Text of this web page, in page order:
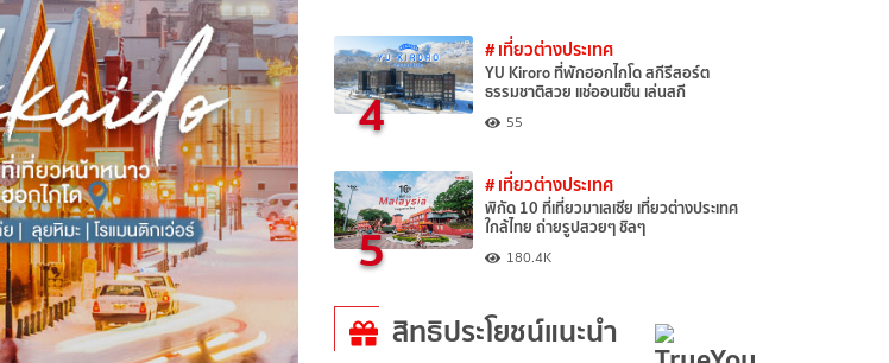
4
# เที่ยวต่างประเทศ
YU Kiroro ที่พักฮอกไกโด สกีรีสอร์ต
ธรรมชาติสวย แช่ออนเซ็น เล่นสกี
55
5
# เที่ยวต่างประเทศ
พิกัด 10 ที่เที่ยวมาเลเซีย เที่ยวต่างประเทศ
ใกล้ไทย ถ่ายรูปสวยๆ ชิลๆ
180.4K
สิทธิประโยชน์แนะนำ